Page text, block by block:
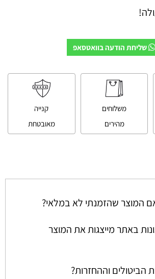
שליחת הודעה בוואטסאפ
משלוחים
מהירים
קנייה
מאובטחת
המוצר שהזמנתי לא במלאי?
באתר מייצגות את המוצר
הביטולים וההחזרות?